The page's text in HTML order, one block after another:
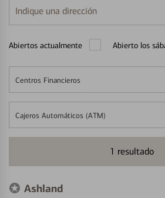
Indique
una
Abiertos actualmente Abierto los
Centros Financieros
Cajeros Automáticos (ATM)
1 resultado
Ashland